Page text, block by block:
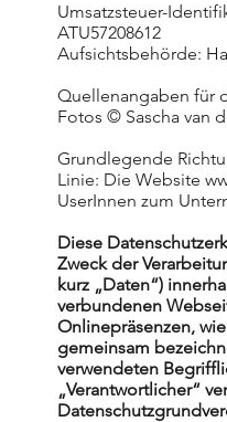
Umsatzsteuer-
ATU57208612
Aufsichtsbehörde:
Quellenangaben für
Fotos © Sascha van
Grundlegende
Linie: Die Website
UserInnen zum
Diese
Zweck der
kurz „Daten“)
verbundenen
Onlinepräsenzen,
gemeinsam
verwendeten
„Verantwortlicher“